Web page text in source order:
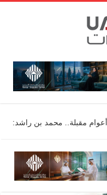
استعرض خطة الفضاء ل 10 أعوام مقبلة.. محمد بن راشد: